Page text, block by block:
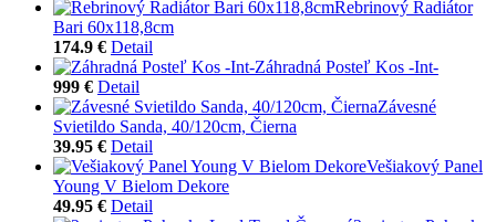
Rebrinový Radiátor
Bari 60x118,8cm
174.9 € Detail
Záhradná Posteľ Kos -Int-
999 € Detail
Závesné
Svietildo Sanda, 40/120cm, Čierna
39.95 € Detail
Vešiakový Panel
Young V Bielom Dekore
49.95 € Detail